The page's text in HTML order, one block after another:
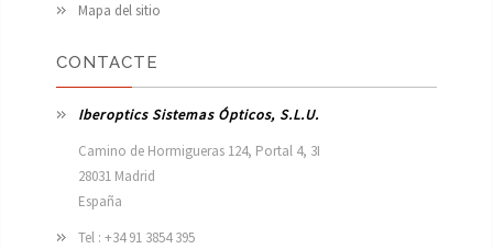
Mapa del sitio
CONTACTE
Iberoptics Sistemas Ópticos, S.L.U.
Camino de Hormigueras 124, Portal 4, 3I
28031 Madrid
España
Tel : +34 91 3854 395